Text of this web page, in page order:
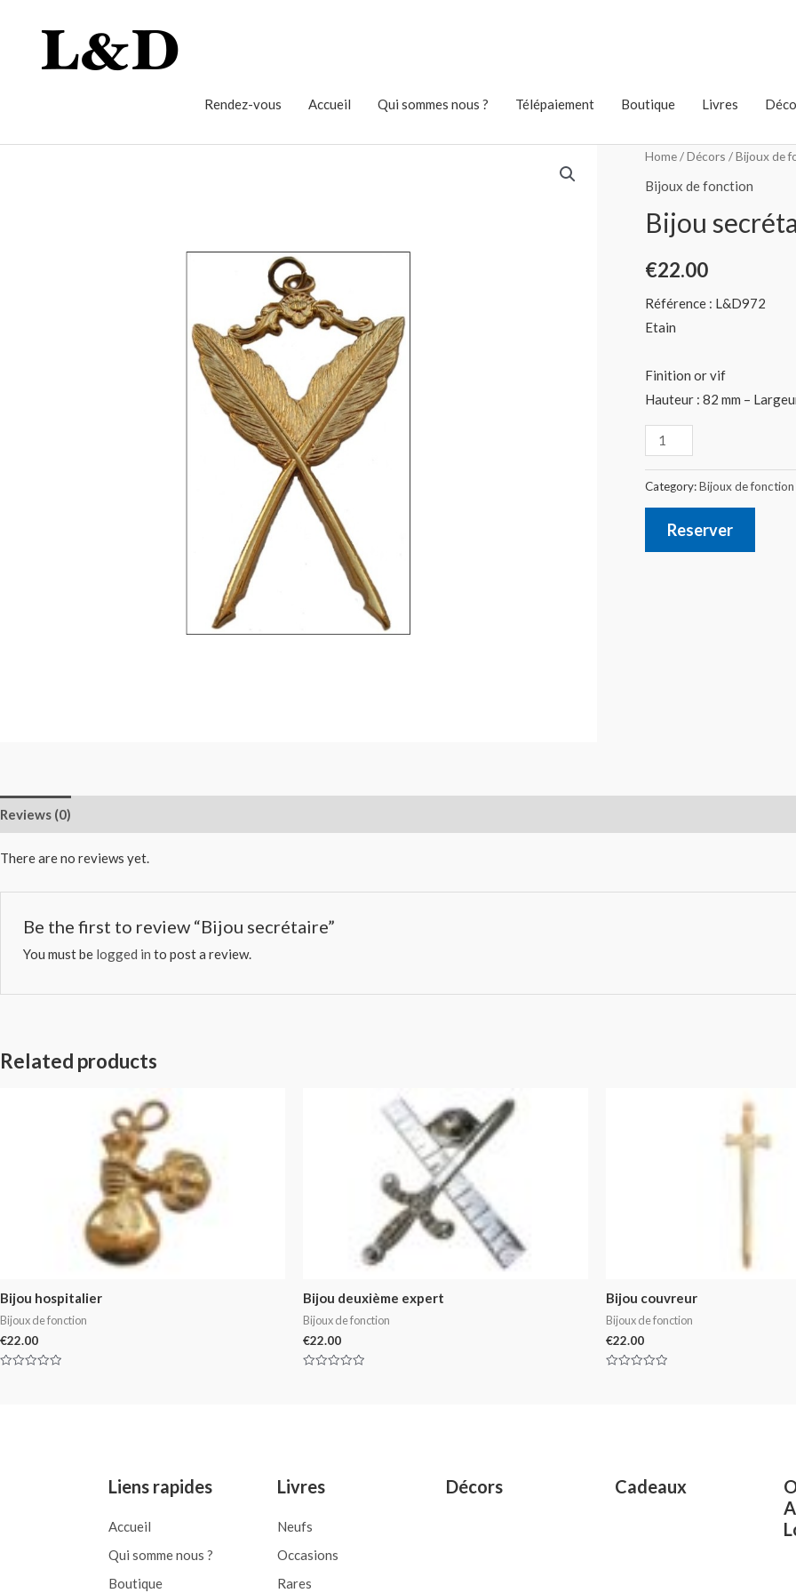
Rendez-vous Accueil Qui sommes nous ? Télépaiement Boutique Livres
Home/Décors /Bijoux de
Bijoux de fonction
Bijou
€22.00
Référence : L&D972
Etain
Finition or vif
Hauteur : 82 mm –
Category:Bijoux de fonction
Reserver
Reviews (0)
There are no reviews yet.
Be the first to review “Bijou secrétaire”
You must be logged in to post a review.
Related products
Bijou hospitalier
Bijoux de fonction
€22.00
Bijou deuxième expert
Bijoux de fonction
€22.00
Bijou couvreur
Bijoux de fonction
€22.00
Liens rapides
Accueil
Qui somme nous ?
Boutique
Livres
Neufs
Occasions
Rares
Décors Cadeaux